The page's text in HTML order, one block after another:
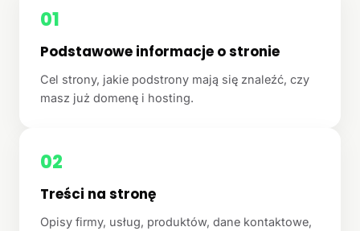
01
Podstawowe informacje o stronie
Cel strony, jakie podstrony mają się znaleźć, czy
masz już domenę i hosting.
02
Treści na stronę
Opisy firmy, usług, produktów, dane kontaktowe,